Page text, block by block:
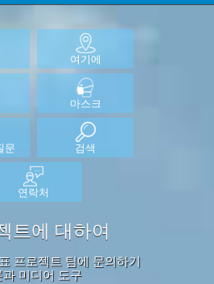
여기에
마스크
문 검색
연락처
트에 대하여
프로젝트 팀에 문의하기
과 미디어 도구